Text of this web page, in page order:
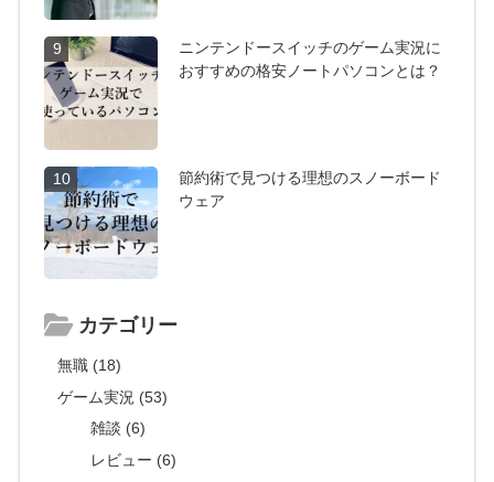
9
ニンテンドースイッチのゲーム実況に
おすすめの格安ノートパソコンとは？
10
節約術で見つける理想のスノーボード
ウェア
カテゴリー
無職 (18)
ゲーム実況 (53)
雑談 (6)
レビュー (6)